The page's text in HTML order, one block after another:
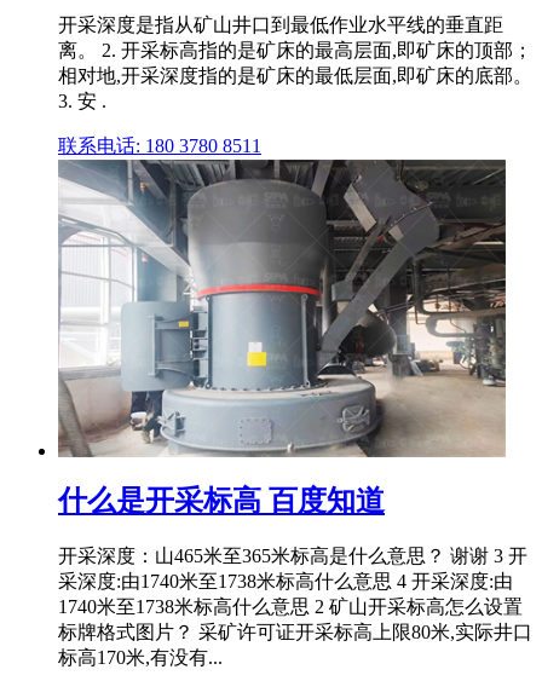
开采深度是指从矿山井口到最低作业水平线的垂直距
离。 2. 开采标高指的是矿床的最高层面,即矿床的顶部；
相对地,开采深度指的是矿床的最低层面,即矿床的底部。
3. 安 .
联系电话: 180 3780 8511
什么是开采标高 百度知道
开采深度：山465米至365米标高是什么意思？ 谢谢 3 开
采深度:由1740米至1738米标高什么意思 4 开采深度:由
1740米至1738米标高什么意思 2 矿山开采标高怎么设置
标牌格式图片？ 采矿许可证开采标高上限80米,实际井口
标高170米,有没有...